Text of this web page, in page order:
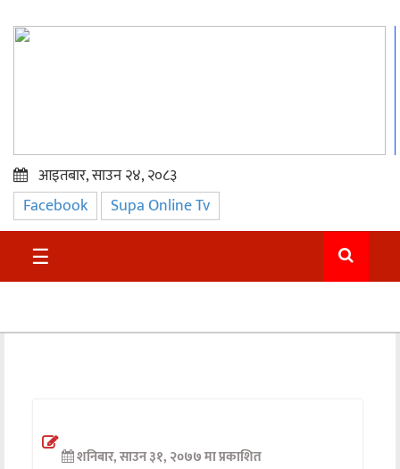
प्रमुख
समाचार
सुदुर
अन्तर्वार्ता
आइतबार, साउन २४, २०८३
Facebook Supa Online Tv
☰
शनिबार, साउन ३१, २०७७ मा प्रकाशित